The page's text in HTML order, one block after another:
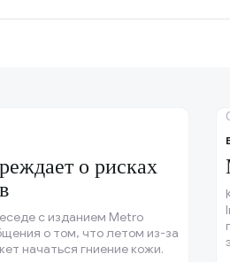
о рисках
с изданием Metro
о том, что летом из-за
начаться гниение кожи.